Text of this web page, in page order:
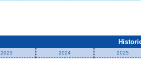
2023 2024 2025